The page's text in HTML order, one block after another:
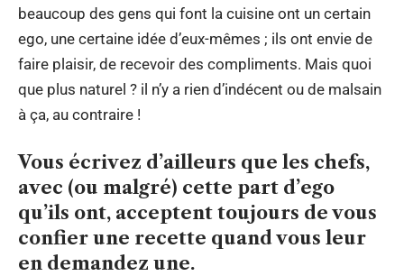
beaucoup des gens qui font la cuisine ont un certain
ego, une certaine idée d’eux-mêmes ; ils ont envie de
faire plaisir, de recevoir des compliments. Mais quoi
que plus naturel ? il n’y a rien d’indécent ou de malsain
à ça, au contraire !
Vous écrivez d’ailleurs que les chefs,
avec (ou malgré) cette part d’ego
qu’ils ont, acceptent toujours de vous
confier une recette quand vous leur
en demandez une.